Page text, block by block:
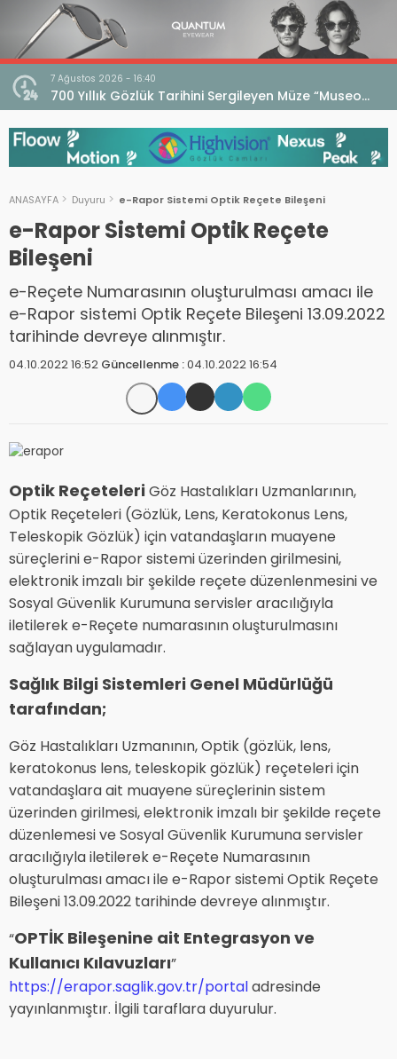
7 Ağustos 2026 - 16:40
700 Yıllık Gözlük Tarihini Sergileyen Müze “Museo
dell’Occhiale”
ANASAYFA Duyuru e-Rapor Sistemi Optik Reçete Bileşeni
e-Rapor Sistemi Optik Reçete
Bileşeni
e-Reçete Numarasının oluşturulması amacı ile
e-Rapor sistemi Optik Reçete Bileşeni 13.09.2022
tarihinde devreye alınmıştır.
04.10.2022 16:52 Güncellenme :04.10.2022 16:54
Optik Reçeteleri Göz Hastalıkları Uzmanlarının,
Optik Reçeteleri (Gözlük, Lens, Keratokonus Lens,
Teleskopik Gözlük) için vatandaşların muayene
süreçlerini e-Rapor sistemi üzerinden girilmesini,
elektronik imzalı bir şekilde reçete düzenlenmesini ve
Sosyal Güvenlik Kurumuna servisler aracılığıyla
iletilerek e-Reçete numarasının oluşturulmasını
sağlayan uygulamadır.
Sağlık Bilgi Sistemleri Genel Müdürlüğü
tarafından;
Göz Hastalıkları Uzmanının, Optik (gözlük, lens,
keratokonus lens, teleskopik gözlük) reçeteleri için
vatandaşlara ait muayene süreçlerinin sistem
üzerinden girilmesi, elektronik imzalı bir şekilde reçete
düzenlemesi ve Sosyal Güvenlik Kurumuna servisler
aracılığıyla iletilerek e-Reçete Numarasının
oluşturulması amacı ile e-Rapor sistemi Optik Reçete
Bileşeni 13.09.2022 tarihinde devreye alınmıştır.
“OPTİK Bileşenine ait Entegrasyon ve
Kullanıcı Kılavuzları”
https://erapor.saglik.gov.tr/portaladresinde
yayınlanmıştır. İlgili taraflara duyurulur.